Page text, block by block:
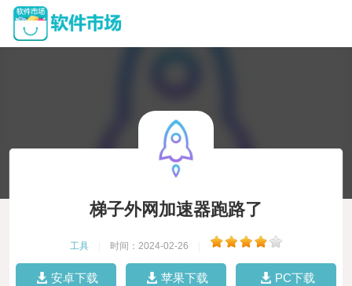
梯子外网加速器跑路了
工具 时间：2024-02-26
安卓下载 苹果下载 PC下载